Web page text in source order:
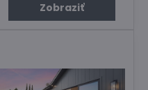
Zobraziť